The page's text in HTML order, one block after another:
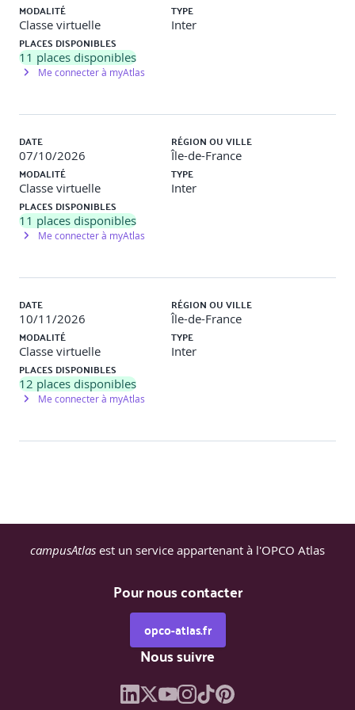
un « faux dossier client » et listent les éléments
manquants/non conformes.
Débrief en plénière.
MODALITÉ
Classe virtuelle
TYPE
Inter
PLACES DISPONIBLES
11 places disponibles
Me connecter à myAtlas
DATE
07/10/2026
RÉGION OU VILLE
Île-de-France
MODALITÉ
Classe virtuelle
TYPE
Inter
PLACES DISPONIBLES
11 places disponibles
Me connecter à myAtlas
DATE
10/11/2026
RÉGION OU VILLE
Île-de-France
MODALITÉ
Classe virtuelle
TYPE
Inter
PLACES DISPONIBLES
12 places disponibles
Me connecter à myAtlas
campusAtlas est un service appartenant à l'OPCO Atlas
Pour nous contacter
opco-atlas.fr
Nous suivre